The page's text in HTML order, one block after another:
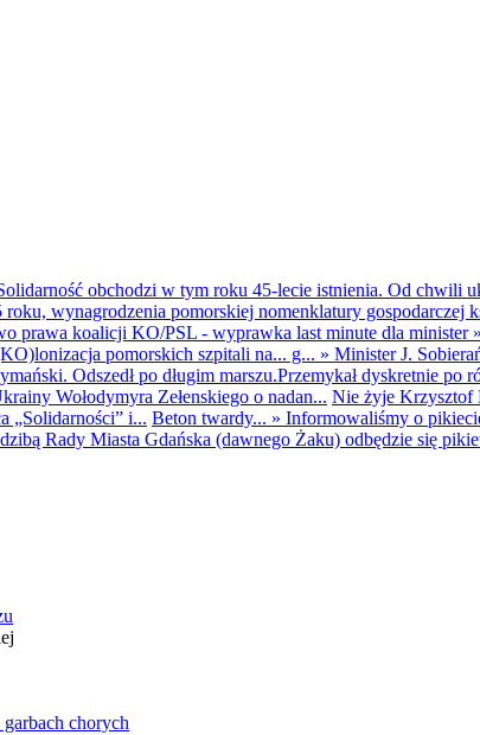
obchodzi w tym roku 45-lecie istnienia. Od chwili
wynagrodzenia pomorskiej nomenklatury gospodarczej
prawa koalicji KO/PSL - wyprawka last minute dla minister»
pomorskich szpitali na... g... » Minister J.
Odszedł po długim marszu.Przemykał dyskretnie po
Wołodymyra Zełenskiego o nadan... Nie żyje Krzysztof
„Solidarności” i... Beton twardy... » Informowaliśmy o
Rady Miasta Gdańska (dawnego Żaku) odbędzie się
chorych